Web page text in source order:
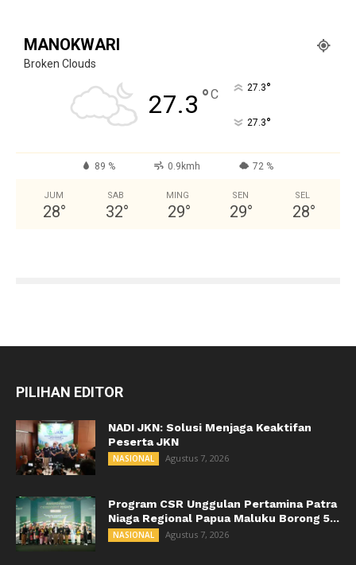
MANOKWARI
Broken Clouds
27.3 °C 27.3°
27.3°
89 % 0.9kmh 72 %
JUM
28°
SAB
32°
MING
29°
SEN
29°
SEL
28°
PILIHAN EDITOR
NADI JKN: Solusi Menjaga Keaktifan
Peserta JKN
NASIONAL Agustus 7, 2026
Program CSR Unggulan Pertamina Patra
Niaga Regional Papua Maluku Borong 5...
NASIONAL Agustus 7, 2026